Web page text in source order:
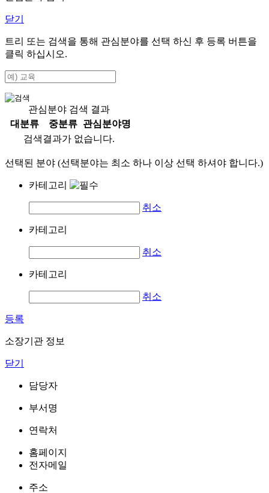
닫기
트리 또는 검색을 통해 관심분야를 선택 하신 후 등록 버튼을
클릭 하십시오.
관심분야 검색 결과
대분류
중분류
관심분야명
검색결과가 없습니다.
선택된 분야 (선택분야는 최소 하나 이상 선택 하셔야 합니다.)
카테고리
취소
카테고리
취소
카테고리
취소
등록
소장기관 정보
닫기
담당자
부서명
연락처
홈페이지
전자메일
주소